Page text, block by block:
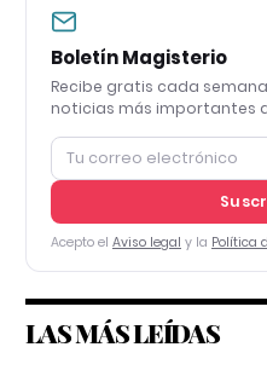
Boletín Magisterio
Recibe gratis cada
noticias más importantes
Acepto el Aviso legal y la Política
LAS MÁS LEÍDAS